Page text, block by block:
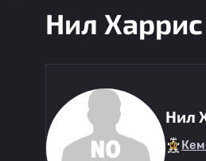
Нил
Нил